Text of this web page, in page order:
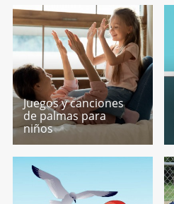
Juegos y canciones
de palmas para
niños